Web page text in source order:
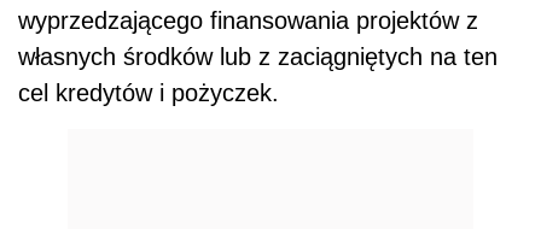
wyprzedzającego finansowania projektów z
własnych środków lub z zaciągniętych na ten
cel kredytów i pożyczek.